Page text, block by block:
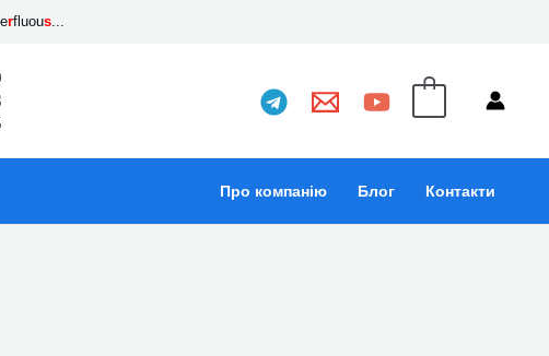
rfluous...
Про компанію Блог Контакти